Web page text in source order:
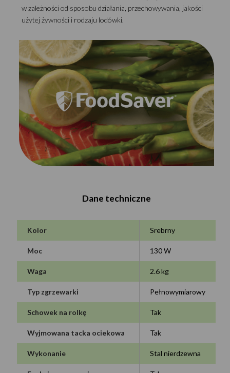
w zależności od sposobu działania, przechowywania, jakości
użytej żywności i rodzaju lodówki.
Dane techniczne
Kolor Srebrny
Moc 130 W
Waga 2.6 kg
Typ zgrzewarki Pełnowymiarowy
Schowek na rolkę Tak
Wyjmowana tacka ociekowa Tak
Wykonanie Stal nierdzewna